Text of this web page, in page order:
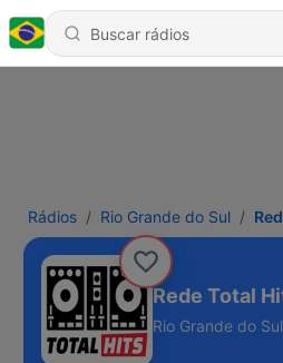
Rádios Rio Grande do Sul
Rede Total
Rio Grande do